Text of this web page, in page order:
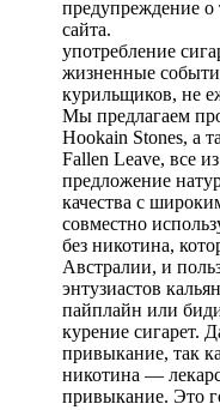
предупреждение о
сайта.
употребление
жизненные
курильщиков, не
Мы предлагаем
Hookain Stones, а
Fallen Leave, все
предложение
качества с
совместно
без никотина,
Австралии, и
энтузиастов
пайплайн или
курение сигарет.
привыкание, так
никотина —
привыкание. Это